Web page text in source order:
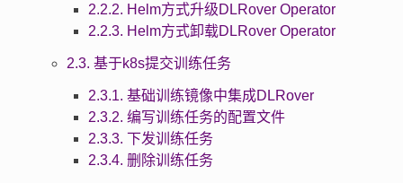
2.2.2. Helm方式升级DLRover Operator
2.2.3. Helm方式卸载DLRover Operator
2.3. 基于k8s提交训练任务
2.3.1. 基础训练镜像中集成DLRover
2.3.2. 编写训练任务的配置文件
2.3.3. 下发训练任务
2.3.4. 删除训练任务